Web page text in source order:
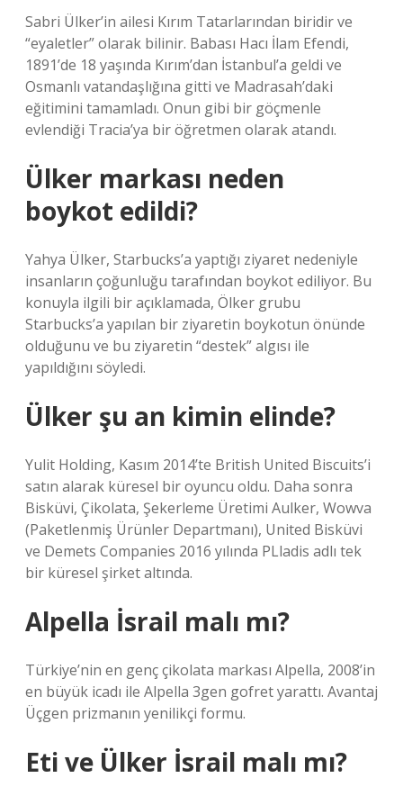
Sabri Ülker’in ailesi Kırım Tatarlarından biridir ve
“eyaletler” olarak bilinir. Babası Hacı İlam Efendi,
1891’de 18 yaşında Kırım’dan İstanbul’a geldi ve
Osmanlı vatandaşlığına gitti ve Madrasah’daki
eğitimini tamamladı. Onun gibi bir göçmenle
evlendiği Tracia’ya bir öğretmen olarak atandı.
Ülker markası neden
boykot edildi?
Yahya Ülker, Starbucks’a yaptığı ziyaret nedeniyle
insanların çoğunluğu tarafından boykot ediliyor. Bu
konuyla ilgili bir açıklamada, Ölker grubu
Starbucks’a yapılan bir ziyaretin boykotun önünde
olduğunu ve bu ziyaretin “destek” algısı ile
yapıldığını söyledi.
Ülker şu an kimin elinde?
Yulit Holding, Kasım 2014’te British United Biscuits’i
satın alarak küresel bir oyuncu oldu. Daha sonra
Bisküvi, Çikolata, Şekerleme Üretimi Aulker, Wowva
(Paketlenmiş Ürünler Departmanı), United Bisküvi
ve Demets Companies 2016 yılında PLladis adlı tek
bir küresel şirket altında.
Alpella İsrail malı mı?
Türkiye’nin en genç çikolata markası Alpella, 2008’in
en büyük icadı ile Alpella 3gen gofret yarattı. Avantaj
Üçgen prizmanın yenilikçi formu.
Eti ve Ülker İsrail malı mı?